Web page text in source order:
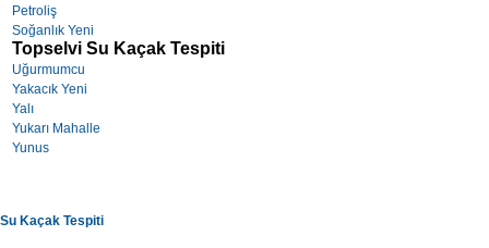
Petroliş
Soğanlık Yeni
Topselvi Su Kaçak Tespiti
Uğurmumcu
Yakacık Yeni
Yalı
Yukarı Mahalle
Yunus
Su Kaçak Tespiti